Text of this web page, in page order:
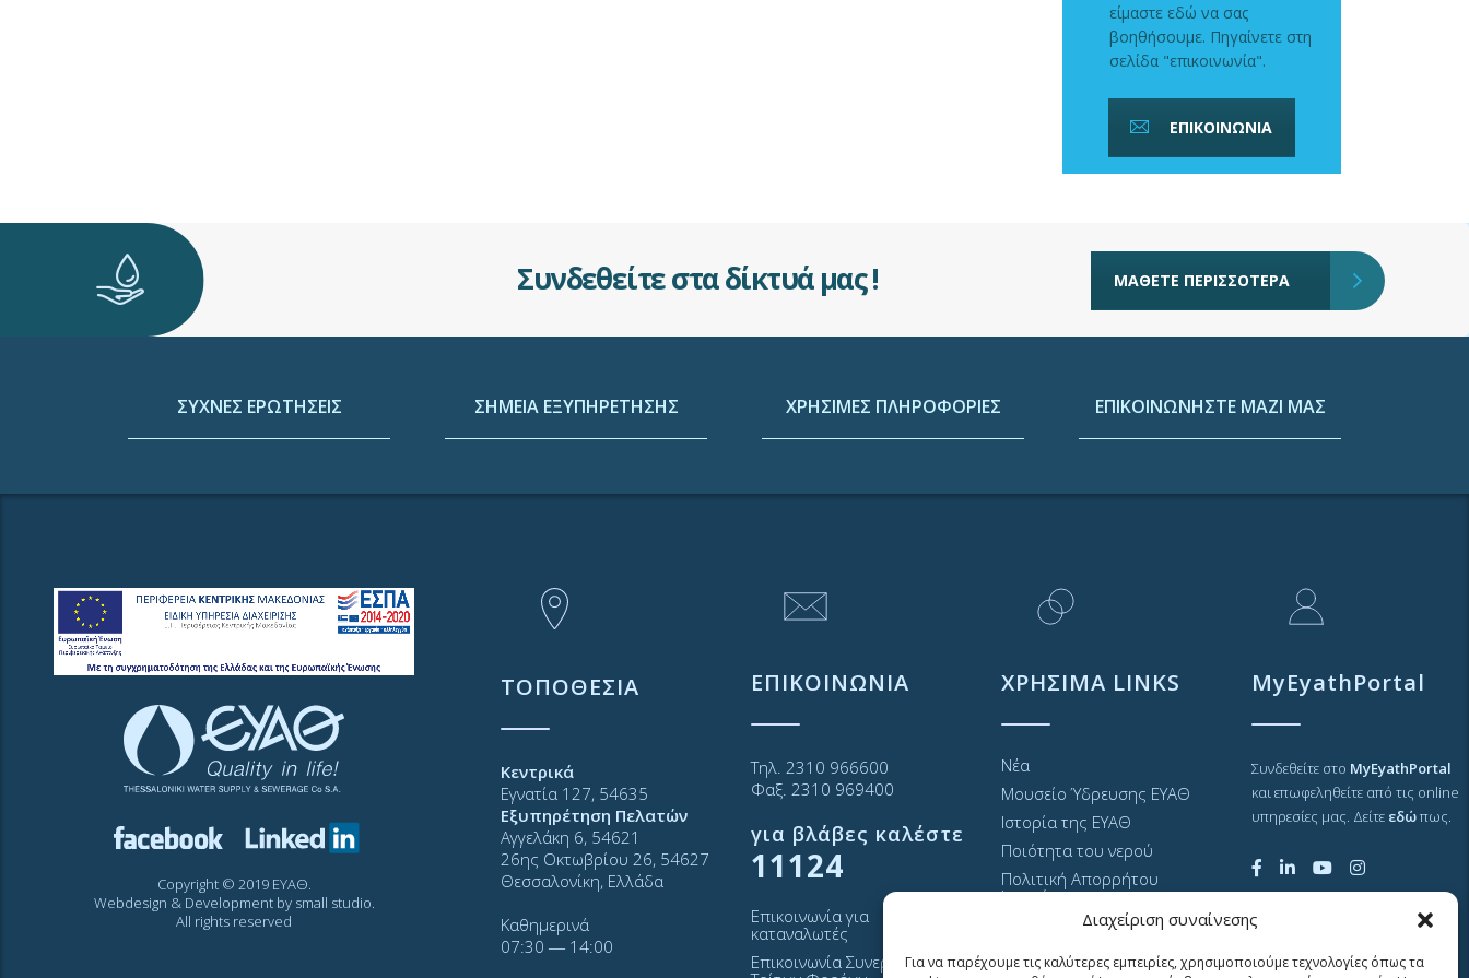
Διαχείριση συναίνεσης
Για να παρέχουμε τις καλύτερες εμπειρίες, χρησιμοποιούμε τεχνολογίες όπως τα
είμαστε εδώ να σας
βοηθήσουμε. Πηγαίνετε στη
σελίδα "επικοινωνία".
ΕΠΙΚΟΙΝΩΝΙΑ
Συνδεθείτε στα δίκτυά μας ! ΜΑΘΕΤΕ ΠΕΡΙΣΣΟΤΕΡΑ
ΣΥΧΝΕΣ ΕΡΩΤΗΣΕΙΣ ΣΗΜΕΙΑ ΕΞΥΠΗΡΕΤΗΣΗΣ ΧΡΗΣΙΜΕΣ ΠΛΗΡΟΦΟΡΙΕΣ ΕΠΙΚΟΙΝΩΝΗΣΤΕ ΜΑΖΙ ΜΑΣ
Copyright © 2019 ΕΥΑΘ.
Webdesign & Development by small studio.
All rights reserved
ΤΟΠΟΘΕΣΙΑ
Κεντρικά
Εγνατία 127, 54635
Εξυπηρέτηση Πελατών
Αγγελάκη 6, 54621
26ης Οκτωβρίου 26, 54627
Θεσσαλονίκη, Ελλάδα
Καθημερινά
07:30 ― 14:00
ΕΠΙΚΟΙΝΩΝΙΑ
Τηλ. 2310 966600
Φαξ. 2310 969400
για βλάβες καλέστε
11124
Επικοινωνία για
καταναλωτές
Επικοινωνία Συνεργατών και
ΧΡΗΣΙΜΑ LINKS
Νέα
Μουσείο Ύδρευσης ΕΥΑΘ
Ιστορία της ΕΥΑΘ
Ποιότητα του νερού
Πολιτική Απορρήτου
Ιστοτόπου
GDPR και προσωπικά
Sitemap
MyEyathPortal
Συνδεθείτε στο MyEyathPortal
και επωφεληθείτε από τις online
υπηρεσίες μας. Δείτε εδώπως.